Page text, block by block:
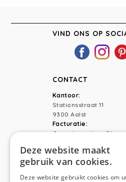
VIND ONS OP
CONTACT
Kantoor:
Stationsstraat 11
9300 Aalst
Facturatie:
Capucienenlaan 31
Telefoon:0473 44 56 94
Deze website maakt
gebruik van cookies.
Deze website gebruikt cookies om